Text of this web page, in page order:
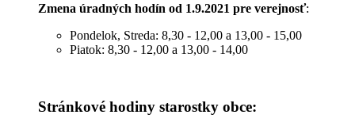
Zmena úradných hodín od 1.9.2021 pre verejnosť:
Pondelok, Streda: 8,30 - 12,00 a 13,00 - 15,00
Piatok: 8,30 - 12,00 a 13,00 - 14,00
Stránkové hodiny starostky obce: